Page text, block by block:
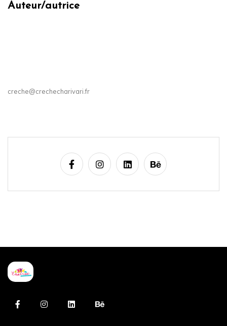
Auteur/autrice
creche@crechecharivari.fr